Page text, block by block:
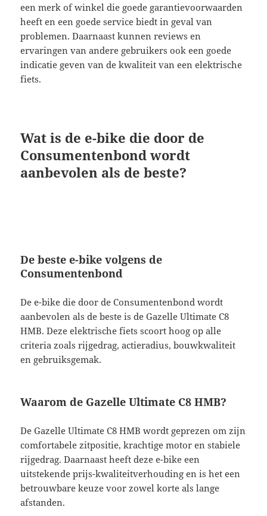
een merk of winkel die goede garantievoorwaarden
heeft en een goede service biedt in geval van
problemen. Daarnaast kunnen reviews en
ervaringen van andere gebruikers ook een goede
indicatie geven van de kwaliteit van een elektrische
fiets.
Wat is de e-bike die door de
Consumentenbond wordt
aanbevolen als de beste?
De beste e-bike volgens de
Consumentenbond
De e-bike die door de Consumentenbond wordt
aanbevolen als de beste is de Gazelle Ultimate C8
HMB. Deze elektrische fiets scoort hoog op alle
criteria zoals rijgedrag, actieradius, bouwkwaliteit
en gebruiksgemak.
Waarom de Gazelle Ultimate C8 HMB?
De Gazelle Ultimate C8 HMB wordt geprezen om zijn
comfortabele zitpositie, krachtige motor en stabiele
rijgedrag. Daarnaast heeft deze e-bike een
uitstekende prijs-kwaliteitverhouding en is het een
betrouwbare keuze voor zowel korte als lange
afstanden.